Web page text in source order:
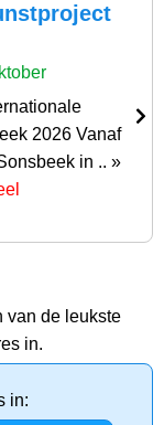
2026 Vanaf
in .. »
van de leukste
in.
in: